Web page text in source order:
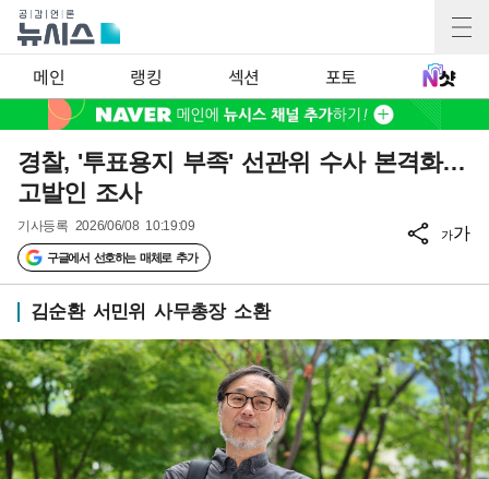
메인 랭킹 섹션 포토
경찰, '투표용지 부족' 선관위 수사 본격화…
고발인 조사
기사등록 2026/06/08 10:19:09
구글에서 선호하는 매체로 추가
가가
김순환 서민위 사무총장 소환